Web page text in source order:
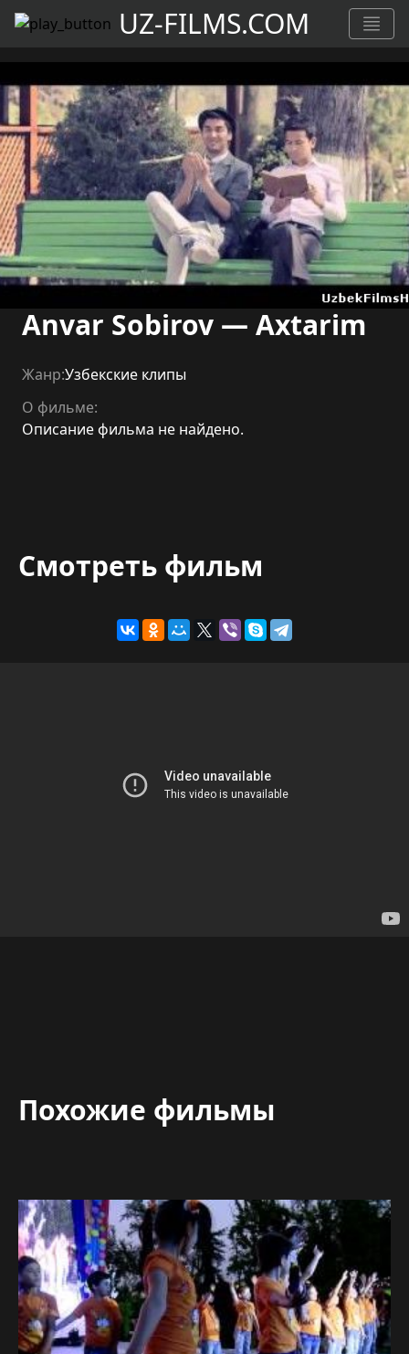
UZ-FILMS.COM
Anvar Sobirov — Axtarim
Жанр:Узбекские клипы
О фильме:
Описание фильма не найдено.
Смотреть фильм
Похожие фильмы